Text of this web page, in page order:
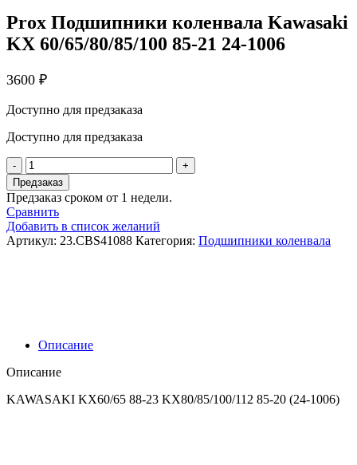
Prox Подшипники коленвала Kawasaki
KX 60/65/80/85/100 85-21 24-1006
3600 ₽
Доступно для предзаказа
Доступно для предзаказа
Количество
товара
Prox
Подшипники
коленвала
Kawasaki
KX
Предзаказ
Предзаказ сроком от 1 недели.
Сравнить
Добавить в список желаний
Артикул: 23.CBS41088 Категория: Подшипники коленвала
Описание
Описание
KAWASAKI KX60/65 88-23 KX80/85/100/112 85-20 (24-1006)